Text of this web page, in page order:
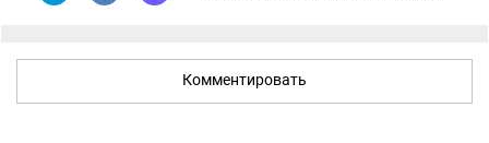
Комментировать